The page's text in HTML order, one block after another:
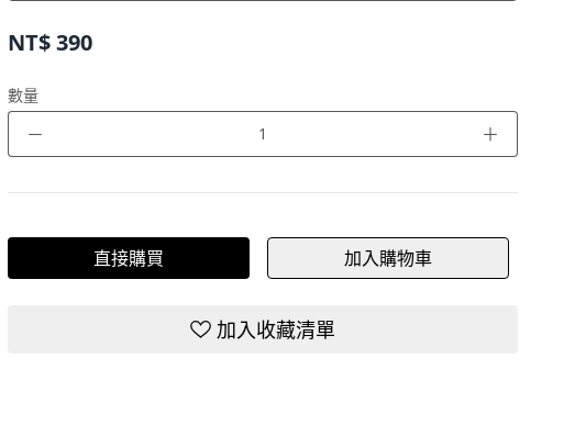
NT$390
數量
－ ＋
直接購買 加入購物車
加入收藏清單